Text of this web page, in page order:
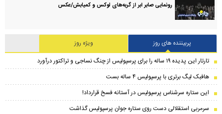
رونمایی صابر ابر از گربه‌های لوکس و کمیابش/عکس
پربیننده های روز
ویژه روز
تارتار این پدیده ۱۹ ساله را برای پرسپولیس از چنگ نساجی و تراکتور درآورد
هافبک لیگ برتری با پرسپولیس ۴ ساله بست
این ستاره سرشناس پرسپولیس در آستانه فسخ قرارداد!
سرمربی استقلالی دست روی ستاره جوان پرسپولیس گذاشت